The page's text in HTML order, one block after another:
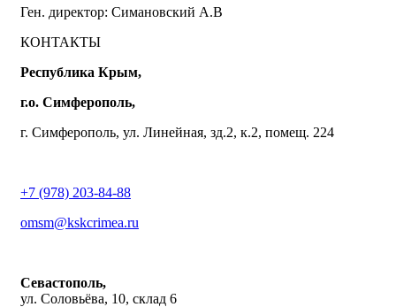
Ген. директор: Симановский А.В
КОНТАКТЫ
Республика Крым,
г.о. Симферополь,
г. Симферополь, ул. Линейная, зд.2, к.2, помещ. 224
+7 (978) 203-84-88
omsm@kskcrimea.ru
Севастополь,
ул. Соловьёва, 10, склад 6